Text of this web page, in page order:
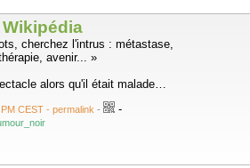
abdiquer tout sens moral.
du monde que nous saurons tirer les
avons vécu ces derniers mois, et de créer
une chance à la science de nous apporter
l’on attend d’elle.
qu’il va falloir d’abord faire taire un sacré
cherchez l'intrus : métastase,
avenir... »
alors qu'il était malade…
CEST - permalink - -